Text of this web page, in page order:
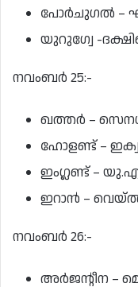
പോര്‍ചുഗല്‍ –
യുറുഗ്വേ -
നവംബര്‍ 25:-
ഖത്തര്‍ –
ഹോളണ്ട് –
ഇംഗ്ലണ്ട് –
ഇറാന്‍ –
നവംബര്‍ 26:-
അര്‍ജന്റീന –